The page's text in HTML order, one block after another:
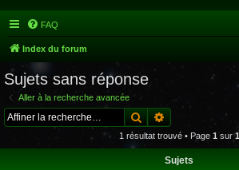
FAQ
Index du forum
Sujets sans réponse
Aller à la recherche avancée
RechercherRecherche
1 résultat trouvé • Page 1sur1
Sujets